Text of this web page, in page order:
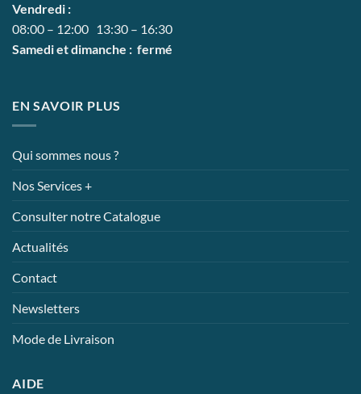
Vendredi :
08:00 – 12:00 13:30 – 16:30
Samedi et dimanche : fermé
EN SAVOIR PLUS
Qui sommes nous ?
Nos Services +
Consulter notre Catalogue
Actualités
Contact
Newsletters
Mode de Livraison
AIDE